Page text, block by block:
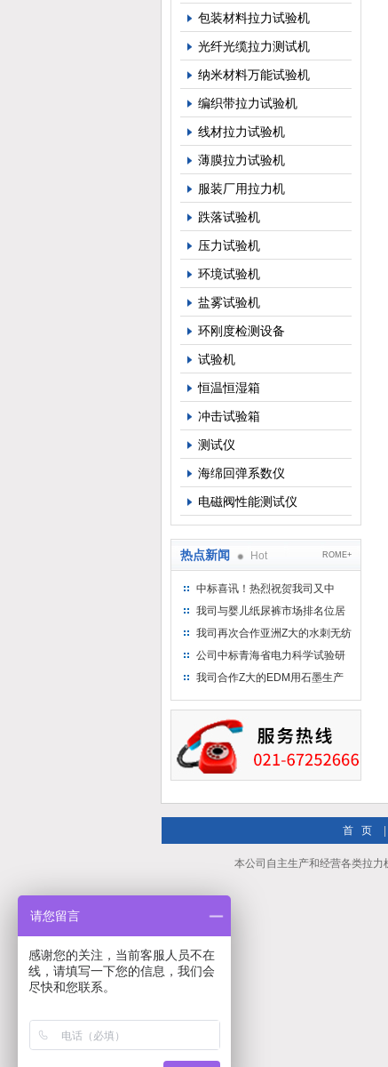
包装材料拉力试验机
光纤光缆拉力测试机
纳米材料万能试验机
编织带拉力试验机
线材拉力试验机
薄膜拉力试验机
服装厂用拉力机
跌落试验机
压力试验机
环境试验机
盐雾试验机
环刚度检测设备
试验机
恒温恒湿箱
冲击试验箱
测试仪
海绵回弹系数仪
电磁阀性能测试仪
热点新闻 Hot ROME+
中标喜讯！热烈祝贺我司又中
标！
我司与婴儿纸尿裤市场排名位居
名的全日美实业合作成功！
我司再次合作亚洲Z大的水刺无纺
布供应商-南六企业！
公司中标青海省电力科学试验研
究院！
我司合作Z大的EDM用石墨生产
首 页
本公司自主生产和经营各类拉力
请您留言
感谢您的关注，当前客服人员不在
线，请填写一下您的信息，我们会
尽快和您联系。